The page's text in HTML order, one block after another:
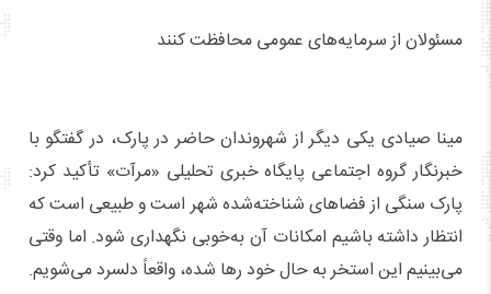
مسئولان از سرمایه‌های عمومی محافظت کنند
مینا صیادی یکی دیگر از شهروندان حاضر در پارک، در گفتگو با
خبرنگار گروه اجتماعی پایگاه خبری تحلیلی «مرآت» تأکید کرد:
پارک سنگی از فضاهای شناخته‌شده شهر است و طبیعی است که
انتظار داشته باشیم امکانات آن به‌خوبی نگهداری شود. اما وقتی
می‌بینیم این استخر به حال خود رها شده، واقعاً دلسرد می‌شویم.